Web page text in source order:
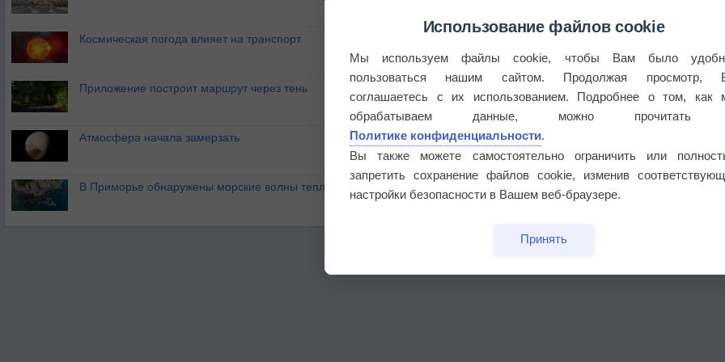
Космическая погода влияет на транспорт
Приложение построит маршрут через тень
Атмосфера начала замерзать
В Приморье обнаружены морские волны тепла
Использование файлов cookie
Мы используем файлы cookie, чтобы Вам было
пользоваться нашим сайтом. Продолжая просмотр,
соглашаетесь с их использованием. Подробнее о том, как
обрабатываем данные, можно прочитать
Политике конфиденциальности.
Вы также можете самостоятельно ограничить или
запретить сохранение файлов cookie, изменив
настройки безопасности в Вашем веб-браузере.
Принять